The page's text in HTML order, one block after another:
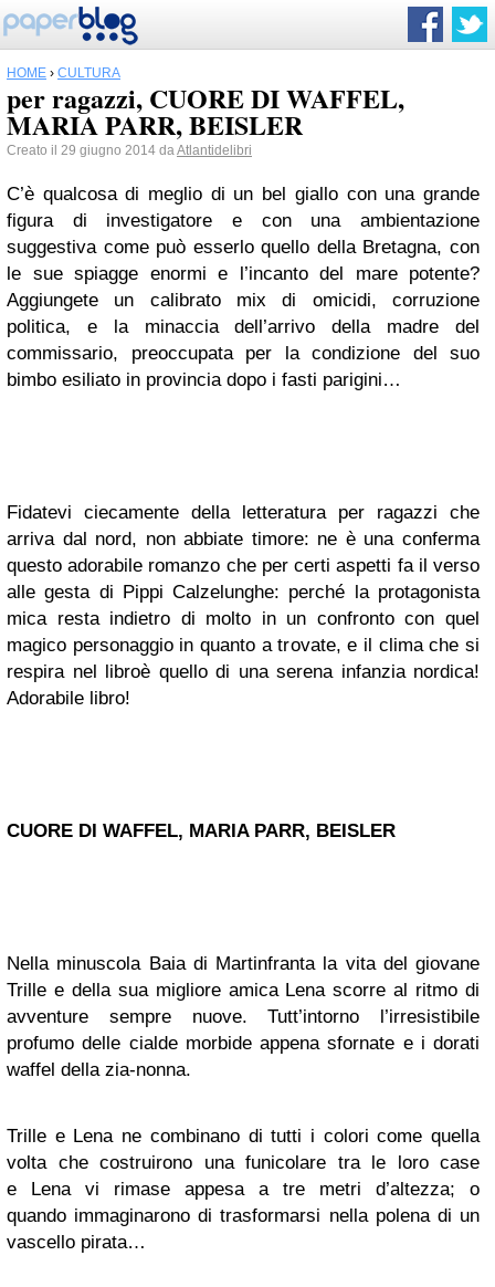
HOME › CULTURA
per ragazzi, CUORE DI WAFFEL,
MARIA PARR, BEISLER
Creato il 29 giugno 2014 daAtlantidelibri
C’è qualcosa di meglio di un bel giallo con una grande
figura di investigatore e con una ambientazione
suggestiva come può esserlo quello della Bretagna, con
le sue spiagge enormi e l’incanto del mare potente?
Aggiungete un calibrato mix di omicidi, corruzione
politica, e la minaccia dell’arrivo della madre del
commissario, preoccupata per la condizione del suo
bimbo esiliato in provincia dopo i fasti parigini…
Fidatevi ciecamente della letteratura per ragazzi che
arriva dal nord, non abbiate timore: ne è una conferma
questo adorabile romanzo che per certi aspetti fa il verso
alle gesta di Pippi Calzelunghe: perché la protagonista
mica resta indietro di molto in un confronto con quel
magico personaggio in quanto a trovate, e il clima che si
respira nel libroè quello di una serena infanzia nordica!
Adorabile libro!
CUORE DI WAFFEL, MARIA PARR, BEISLER
Nella minuscola Baia di Martinfranta la vita del giovane
Trille e della sua migliore amica Lena scorre al ritmo di
avventure sempre nuove. Tutt’intorno l’irresistibile
profumo delle cialde morbide appena sfornate e i dorati
waffel della zia-nonna.
Trille e Lena ne combinano di tutti i colori come quella
volta che costruirono una funicolare tra le loro case
e Lena vi rimase appesa a tre metri d’altezza; o
quando immaginarono di trasformarsi nella polena di un
vascello pirata…